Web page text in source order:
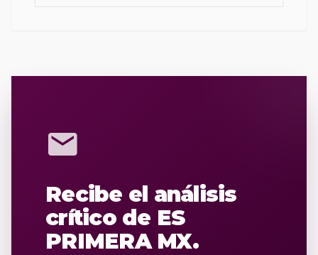
mail
Recibe el análisis
crítico de ES
PRIMERA MX.